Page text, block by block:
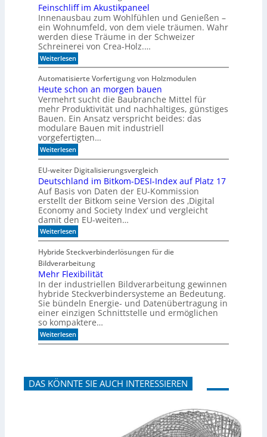
N
C
-
T
e
c
h
n
k
?
e
r
t
i
g
u
g
u
f
S
c
h
i
e
n
e
n
Feinschliff im Akustikpaneel
Innenausbau zum Wohlfühlen und Genießen –
ein Wohnumfeld, von dem viele träumen. Wahr
werden diese Träume in der Schweizer
Schreinerei von Crea-Holz.…
Weiterlesen:
F
i
n
s
c
h
l
i
f
f
i
m
A
k
u
s
t
i
k
p
a
n
e
e
l
Automatisierte Vorfertigung von Holzmodulen
Heute schon an morgen bauen
Vermehrt sucht die Baubranche Mittel für
mehr Produktivität und nachhaltiges, günstiges
Bauen. Ein Ansatz verspricht beides: das
modulare Bauen mit industriell
vorgefertigten…
Weiterlesen:
H
u
t
e
s
c
h
o
n
a
m
o
r
g
e
n
b
a
u
n
EU-weiter Digitalisierungsvergleich
Deutschland im Bitkom-DESI-Index auf Platz 17
Auf Basis von Daten der EU-Kommission
erstellt der Bitkom seine Version des ‚Digital
Economy and Society Index‘ und vergleicht
damit den EU-weiten…
Weiterlesen:
D
u
t
s
c
h
l
a
n
d
i
m
B
o
m
Hybride Steckverbinderlösungen für die
Bildverarbeitung
Mehr Flexibilität
In der industriellen Bildverarbeitung gewinnen
hybride Steckverbindersysteme an Bedeutung.
Sie bündeln Energie- und Datenübertragung in
einer einzigen Schnittstelle und ermöglichen
so kompaktere…
Weiterlesen:
M
F
l
e
DAS KÖNNTE SIE AUCH INTERESSIEREN